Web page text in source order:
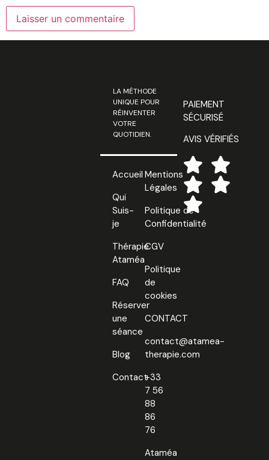
LA MÉTHODE
UNIQUE POUR
RÉINVENTER
VOTRE
QUOTIDIEN.
Accueil
Qui
Suis-
je
Thérapie
Ataméa
FAQ
Réserver
une
séance
Blog
Contact
Mentions
Légales
Politique de
Confidentialité
CGV
Politique
de
cookies
CONTACT
contact@atamea-
therapie.com
+33
7 56
88
86
76
Ataméa
PAIEMENT
SÉCURISÉ
AVIS VÉRIFIÉS